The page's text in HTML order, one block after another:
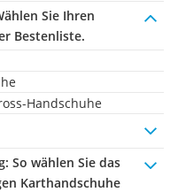
Sie Ihren
Bestenliste.
Handschuhe
: So wählen Sie das
Karthandschuhe